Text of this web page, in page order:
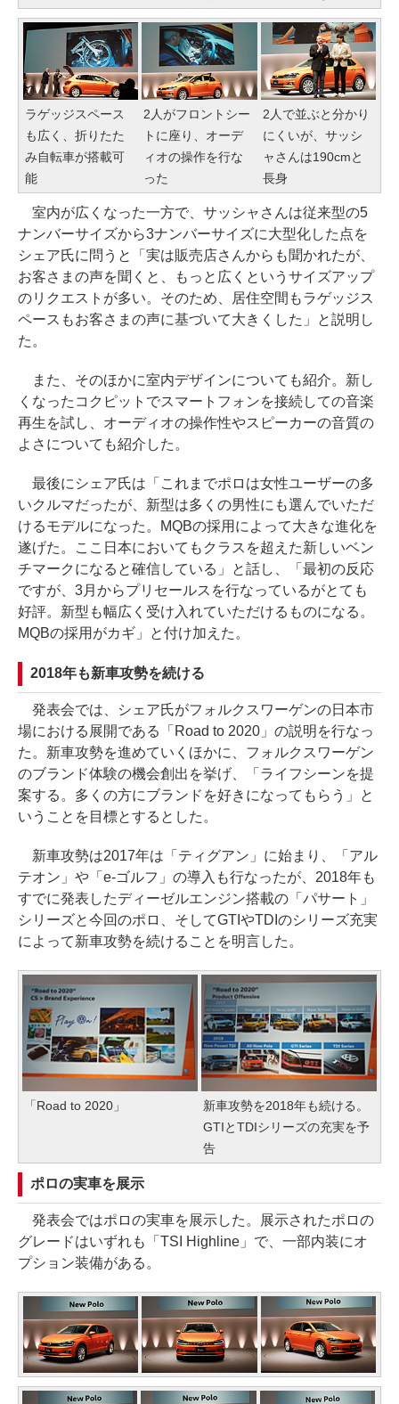
ラゲッジスペース
も広く、折りたた
み自転車が搭載可
能
2人がフロントシー
トに座り、オーデ
ィオの操作を行な
った
2人で並ぶと分かり
にくいが、サッシ
ャさんは190cmと
長身
室内が広くなった一方で、サッシャさんは従来型の5
ナンバーサイズから3ナンバーサイズに大型化した点を
シェア氏に問うと「実は販売店さんからも聞かれたが、
お客さまの声を聞くと、もっと広くというサイズアップ
のリクエストが多い。そのため、居住空間もラゲッジス
ペースもお客さまの声に基づいて大きくした」と説明し
た。
また、そのほかに室内デザインについても紹介。新し
くなったコクピットでスマートフォンを接続しての音楽
再生を試し、オーディオの操作性やスピーカーの音質の
よさについても紹介した。
最後にシェア氏は「これまでポロは女性ユーザーの多
いクルマだったが、新型は多くの男性にも選んでいただ
けるモデルになった。MQBの採用によって大きな進化を
遂げた。ここ日本においてもクラスを超えた新しいベン
チマークになると確信している」と話し、「最初の反応
ですが、3月からプリセールスを行なっているがとても
好評。新型も幅広く受け入れていただけるものになる。
MQBの採用がカギ」と付け加えた。
2018年も新車攻勢を続ける
発表会では、シェア氏がフォルクスワーゲンの日本市
場における展開である「Road to 2020」の説明を行なっ
た。新車攻勢を進めていくほかに、フォルクスワーゲン
のブランド体験の機会創出を挙げ、「ライフシーンを提
案する。多くの方にブランドを好きになってもらう」と
いうことを目標とするとした。
新車攻勢は2017年は「ティグアン」に始まり、「アル
テオン」や「e-ゴルフ」の導入も行なったが、2018年も
すでに発表したディーゼルエンジン搭載の「パサート」
シリーズと今回のポロ、そしてGTIやTDIのシリーズ充実
によって新車攻勢を続けることを明言した。
「Road to 2020」
新車攻勢を2018年も続ける。
GTIとTDIシリーズの充実を予
告
ポロの実車を展示
発表会ではポロの実車を展示した。展示されたポロの
グレードはいずれも「TSI Highline」で、一部内装にオ
プション装備がある。